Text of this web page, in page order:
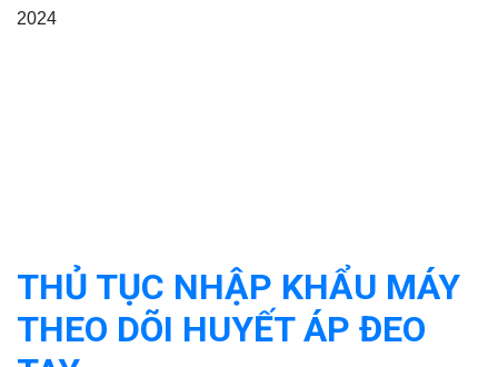
2024
THỦ TỤC NHẬP KHẨU MÁY
THEO DÕI HUYẾT ÁP ĐEO